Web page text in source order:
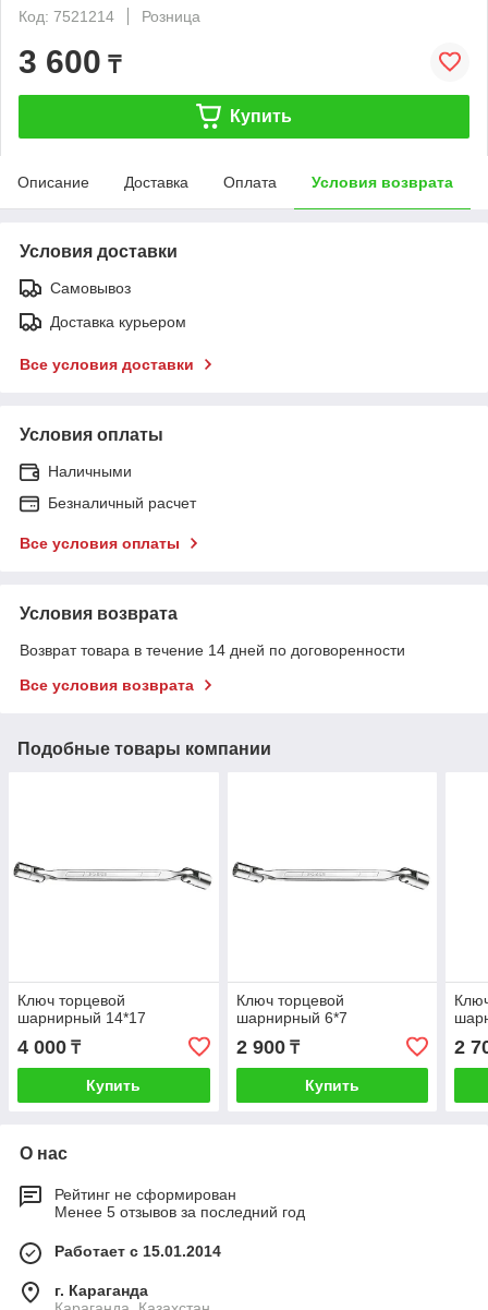
Код: 7521214
Розница
3 600 ₸
Купить
Описание Доставка Оплата Условия возврата
Условия доставки
Самовывоз
Доставка курьером
Все условия доставки
Условия оплаты
Наличными
Безналичный расчет
Все условия оплаты
Условия возврата
Возврат товара в течение 14 дней по договоренности
Все условия возврата
Подобные товары компании
Ключ торцевой
шарнирный 14*17
4 000 ₸
Купить
Ключ торцевой
шарнирный 6*7
2 900₸
Купить
2
О нас
Рейтинг не сформирован
Менее 5 отзывов за последний год
Работает с 15.01.2014
г. Караганда